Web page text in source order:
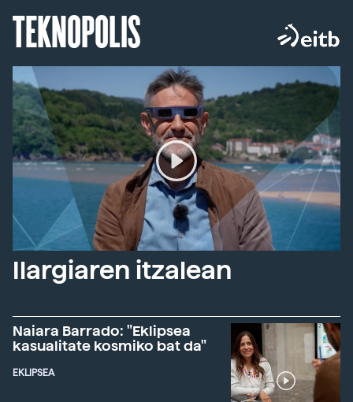
TEKNOPOLIS
Ilargiaren itzalean
Naiara Barrado: "Eklipsea
kasualitate kosmiko bat da"
EKLIPSEA